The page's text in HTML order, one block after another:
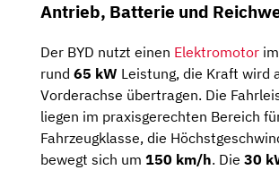
Antrieb, Batterie und
Der BYD nutzt einen Elektromotor
rund 65 kW Leistung, die Kraft wird
Vorderachse übertragen. Die
liegen im praxisgerechten Bereich
Fahrzeugklasse, die
bewegt sich um 150 km/h. Die 30